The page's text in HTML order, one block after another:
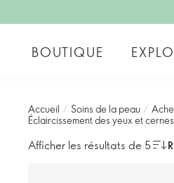
BOUTIQUE
Accueil / Soins de la peau /
Éclaircissement des yeux et cernes
Afficher les résultats de 5